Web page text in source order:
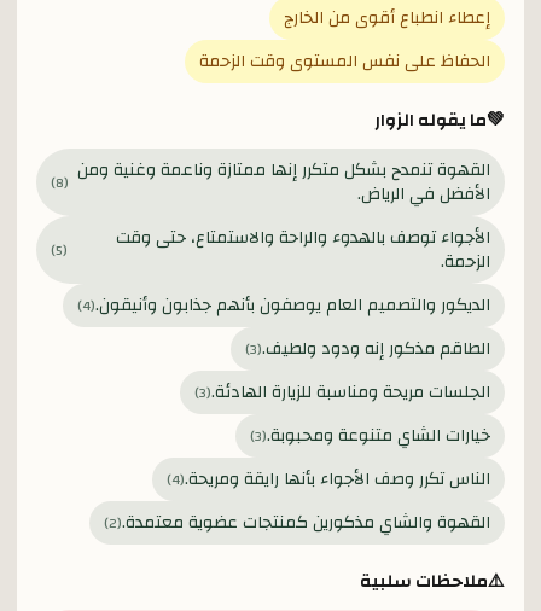
إعطاء انطباع أقوى من الخارج
الحفاظ على نفس المستوى وقت الزحمة
💚ما يقوله الزوار
القهوة تنمدح بشكل متكرر إنها ممتازة وناعمة وغنية ومن
الأفضل في الرياض. (
8
)
الأجواء توصف بالهدوء والراحة والاستمتاع، حتى وقت
الزحمة. (
5
)
الديكور والتصميم العام يوصفون بأنهم جذابون وأنيقون.(
4
)
الطاقم مذكور إنه ودود ولطيف.(
3
)
الجلسات مريحة ومناسبة للزيارة الهادئة.(
3
)
خيارات الشاي متنوعة ومحبوبة.(
3
)
الناس تكرر وصف الأجواء بأنها رايقة ومريحة.(
4
)
القهوة والشاي مذكورين كمنتجات عضوية معتمدة.(
2
)
⚠️ملاحظات سلبية